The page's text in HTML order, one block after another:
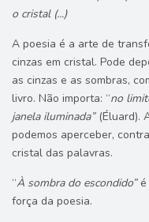
o cristal (...)
A poesia é a arte de
cinzas em cristal. Pode
as cinzas e as sombras,
livro. Não importa: “no
janela iluminada” (Éluard).
podemos aperceber,
cristal das palavras.
“À sombra do escondido”
força da poesia.